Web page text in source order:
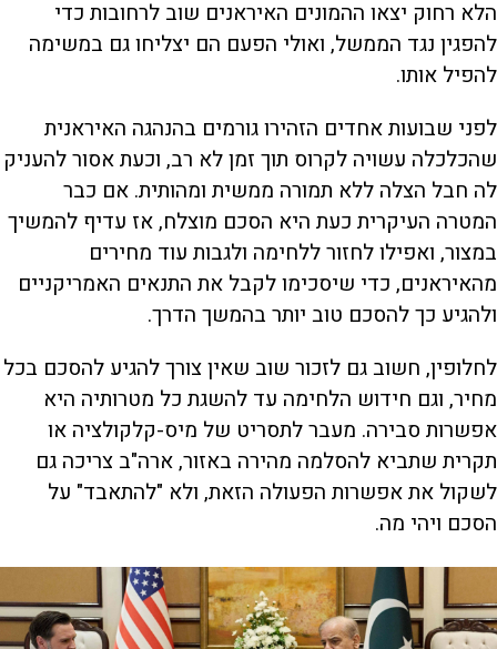
הלא רחוק יצאו ההמונים האיראנים שוב לרחובות כדי
להפגין נגד הממשל, ואולי הפעם הם יצליחו גם במשימה
להפיל אותו.
לפני שבועות אחדים הזהירו גורמים בהנהגה האיראנית
שהכלכלה עשויה לקרוס תוך זמן לא רב, וכעת אסור להעניק
לה חבל הצלה ללא תמורה ממשית ומהותית. אם כבר
המטרה העיקרית כעת היא הסכם מוצלח, אז עדיף להמשיך
במצור, ואפילו לחזור ללחימה ולגבות עוד מחירים
מהאיראנים, כדי שיסכימו לקבל את התנאים האמריקניים
ולהגיע כך להסכם טוב יותר בהמשך הדרך.
לחלופין, חשוב גם לזכור שוב שאין צורך להגיע להסכם בכל
מחיר, וגם חידוש הלחימה עד להשגת כל מטרותיה היא
אפשרות סבירה. מעבר לתסריט של מיס-קלקולציה או
תקרית שתביא להסלמה מהירה באזור, ארה"ב צריכה גם
לשקול את אפשרות הפעולה הזאת, ולא "להתאבד" על
הסכם ויהי מה.